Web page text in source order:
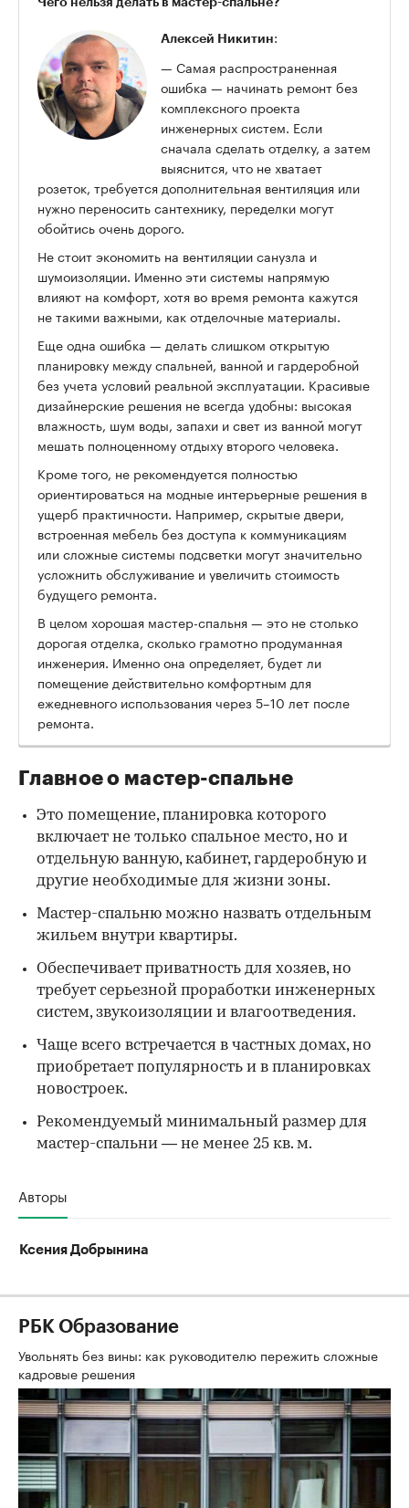
Алексей Никитин:
— Самая распространенная
ошибка — начинать ремонт без
комплексного проекта
инженерных систем. Если
сначала сделать отделку, а затем
выяснится, что не хватает
розеток, требуется дополнительная вентиляция или
нужно переносить сантехнику, переделки могут
обойтись очень дорого.
Не стоит экономить на вентиляции санузла и
шумоизоляции. Именно эти системы напрямую
влияют на комфорт, хотя во время ремонта кажутся
не такими важными, как отделочные материалы.
Еще одна ошибка — делать слишком открытую
планировку между спальней, ванной и гардеробной
без учета условий реальной эксплуатации. Красивые
дизайнерские решения не всегда удобны: высокая
влажность, шум воды, запахи и свет из ванной могут
мешать полноценному отдыху второго человека.
Кроме того, не рекомендуется полностью
ориентироваться на модные интерьерные решения в
ущерб практичности. Например, скрытые двери,
встроенная мебель без доступа к коммуникациям
или сложные системы подсветки могут значительно
усложнить обслуживание и увеличить стоимость
будущего ремонта.
В целом хорошая мастер-спальня — это не столько
дорогая отделка, сколько грамотно продуманная
инженерия. Именно она определяет, будет ли
помещение действительно комфортным для
ежедневного использования через 5–10 лет после
ремонта.
Главное о мастер-спальне
Это помещение, планировка которого
включает не только спальное место, но и
отдельную ванную, кабинет, гардеробную и
другие необходимые для жизни зоны.
Мастер-спальню можно назвать отдельным
жильем внутри квартиры.
Обеспечивает приватность для хозяев, но
требует серьезной проработки инженерных
систем, звукоизоляции и влагоотведения.
Чаще всего встречается в частных домах, но
приобретает популярность и в планировках
новостроек.
Рекомендуемый минимальный размер для
мастер-спальни — не менее 25 кв. м.
Авторы
Ксения Добрынина
РБК Образование
Увольнять без вины: как руководителю пережить сложные
кадровые решения